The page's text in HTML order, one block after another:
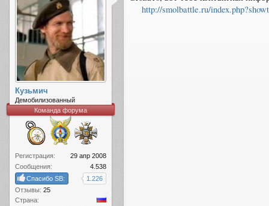
Кузьмич
Демобилизованный
Команда форума
Регистрация:
29 апр 2008
Сообщения:
4.538
Спасибо SB:
1.226
Отзывы: 25
Страна:
http://smolbattle.ru/